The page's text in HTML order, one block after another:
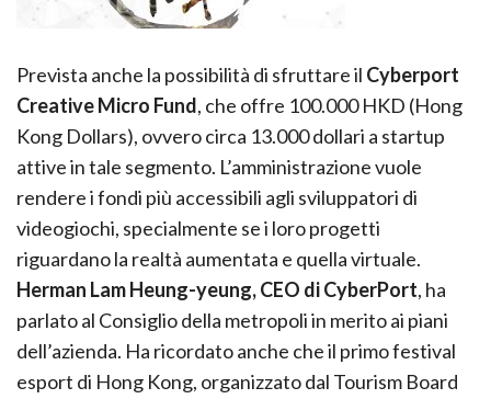
Prevista anche la possibilità di sfruttare il Cyberport
Creative Micro Fund, che offre 100.000 HKD (Hong
Kong Dollars), ovvero circa 13.000 dollari a startup
attive in tale segmento. L’amministrazione vuole
rendere i fondi più accessibili agli sviluppatori di
videogiochi, specialmente se i loro progetti
riguardano la realtà aumentata e quella virtuale.
Herman Lam Heung-yeung, CEO di CyberPort, ha
parlato al Consiglio della metropoli in merito ai piani
dell’azienda. Ha ricordato anche che il primo festival
esport di Hong Kong, organizzato dal Tourism Board